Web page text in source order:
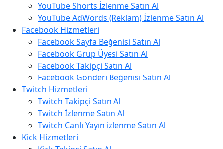
YouTube Shorts İzlenme Satın Al
YouTube AdWords (Reklam) İzlenme Satın Al
Facebook Hizmetleri
Facebook Sayfa Beğenisi Satın Al
Facebook Grup Üyesi Satın Al
Facebook Takipçi Satın Al
Facebook Gönderi Beğenisi Satın Al
Twitch Hizmetleri
Twitch Takipçi Satın Al
Twitch İzlenme Satın Al
Twitch Canlı Yayın izlenme Satın Al
Kick Hizmetleri